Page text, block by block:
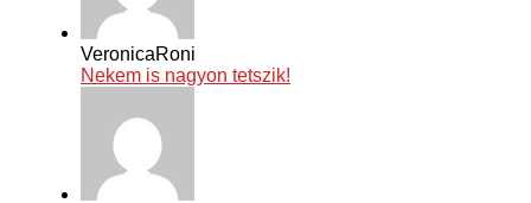
VeronicaRoni
Nekem is nagyon tetszik!